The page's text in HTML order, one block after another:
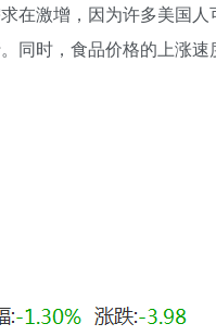
激增，因为许多美国
同时，食品价格的上涨